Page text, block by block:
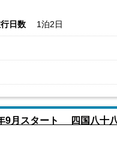
日数 1泊2日
9月スタート 四国八